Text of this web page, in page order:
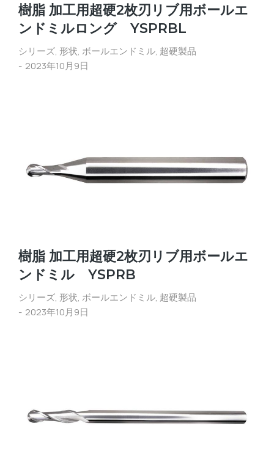
樹脂 加工用超硬2枚刃リブ用ボールエ
ンドミルロング YSPRBL
シリーズ, 形状, ボールエンドミル, 超硬製品
2023年10月9日
樹脂 加工用超硬2枚刃リブ用ボールエ
ンドミル YSPRB
シリーズ, 形状, ボールエンドミル, 超硬製品
2023年10月9日